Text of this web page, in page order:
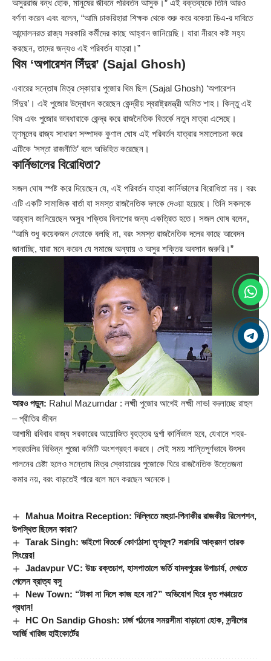
অসুররাজ বন্ধ হোক, মানুষের জীবনে পরিবর্তন আসুক।” এই বক্তব্যকে তিনি আরও
বর্ণনা করেন এবং বলেন, “আমি চাকরিহারা শিক্ষক থেকে শুরু করে বকেয়া ডিএ-র দাবিতে
আন্দোলনরত রাজ্য সরকারি কর্মীদের কাছে আহ্বান জানিয়েছি। যারা নীরবে কষ্ট সহ্য
করছেন, তাদের জন্যও এই পরিবর্তন যাত্রা।”
থিম ‘অপারেশন সিঁদুর’ (Sajal Ghosh)
এবারের সন্তোষ মিত্র স্কোয়ার পুজোর থিম ছিল (Sajal Ghosh) ‘অপারেশন
সিঁদুর’। এই পুজোর উদ্বোধন করেছেন কেন্দ্রীয় স্বরাষ্ট্রমন্ত্রী অমিত শাহ। কিন্তু এই
থিম এবং পুজোর ভাবধারাকে কেন্দ্র করে রাজনৈতিক বিতর্কে নতুন মাত্রা এসেছে।
তৃণমূলের রাজ্য সাধারণ সম্পাদক কুণাল ঘোষ এই পরিবর্তন যাত্রার সমালোচনা করে
এটিকে ‘সস্তা রাজনীতি’ বলে অভিহিত করেছেন।
কার্নিভালের বিরোধিতা?
সজল ঘোষ স্পষ্ট করে দিয়েছেন যে, এই পরিবর্তন যাত্রা কার্নিভালের বিরোধিতা নয়। বরং
এটি একটি সামাজিক বার্তা যা সমস্ত রাজনৈতিক দলকে দেওয়া হয়েছে। তিনি সকলকে
আহ্বান জানিয়েছেন অসুর শক্তির বিনাশের জন্য একত্রিত হতে। সজল ঘোষ বলেন,
“আমি শুধু কয়েকজন নেতাকে বলছি না, বরং সমস্ত রাজনৈতিক দলের কাছে আবেদন
জানাচ্ছি, যারা মনে করেন যে সমাজে অন্যায় ও অসুর শক্তির অবসান জরুরি।”
আরও পড়ুন: Rahul Mazumdar : লক্ষ্মী পুজোর আগেই লক্ষ্মী লাভ! বদলাচ্ছে রাহুল
– প্রীতির জীবন
আগামী রবিবার রাজ্য সরকারের আয়োজিত বৃহত্তর দুর্গা কার্নিভাল হবে, যেখানে শহর-
শহরতলির বিভিন্ন পুজো কমিটি অংশগ্রহণ করবে। সেই সময় শান্তিপূর্ণভাবে উৎসব
পালনের চেষ্টা হলেও সন্তোষ মিত্র স্কোয়ারের পুজোকে ঘিরে রাজনৈতিক উত্তেজনা
কমার নয়, বরং বাড়তেই পারে বলে মনে করছেন অনেকে।
Mahua Moitra Reception: দিল্লিতে মহুয়া-পিনাকীর রাজকীয় রিসেপশন,
উপস্থিত ছিলেন কারা?
Tarak Singh: ভাইপো বিতর্কে কোণঠাসা তৃণমূল? সরাসরি আক্রমণ তারক
সিংয়ের!
Jadavpur VC: উচ্চ রক্তচাপ, হাসপাতালে ভর্তি যাদবপুরের উপাচার্য, দেখতে
গেলেন ব্রাত্য বসু
New Town: “টাকা না দিলে কাজ হবে না?” অভিযোগ ঘিরে ধৃত পঞ্চায়েত
প্রধান!
HC On Sandip Ghosh: চার্জ গঠনের সময়সীমা বাড়ানো হোক, সন্দীপের
আর্জি খারিজ হাইকোর্টের